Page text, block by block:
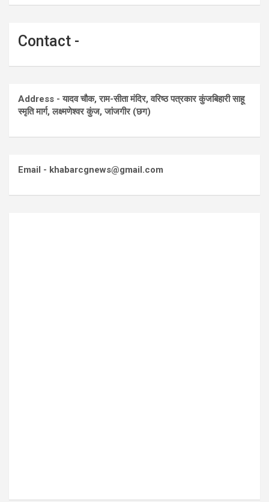
Contact -
Address - यादव चौक, राम-सीता मंदिर, वरिष्ठ पत्रकार कुंजबिहारी साहू
स्मृति मार्ग, लक्ष्मणेश्वर कुंज, जांजगीर (छग)
Email - khabarcgnews@gmail.com